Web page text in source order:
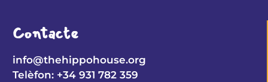
Contacte
info@thehippohouse.org
Telèfon: +34 931 782 359